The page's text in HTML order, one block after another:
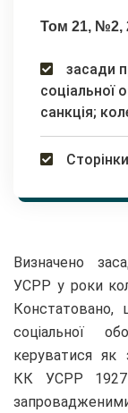
Том 21, №2,
засади
соціальної
санкція;
Визначено
УСРР у роки
соціальної
керуватися як
КК УСРР 1927